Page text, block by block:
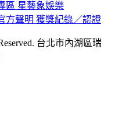
區 星藝象娛樂
方聲明 獲獎紀錄／認證
台北市內湖區瑞